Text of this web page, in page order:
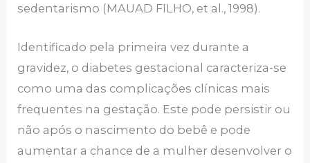
sedentarismo (MAUAD FILHO, et al., 1998).
Identificado pela primeira vez durante a
gravidez, o diabetes gestacional caracteriza-se
como uma das complicações clínicas mais
frequentes na gestação. Este pode persistir ou
não após o nascimento do bebê e pode
aumentar a chance de a mulher desenvolver o